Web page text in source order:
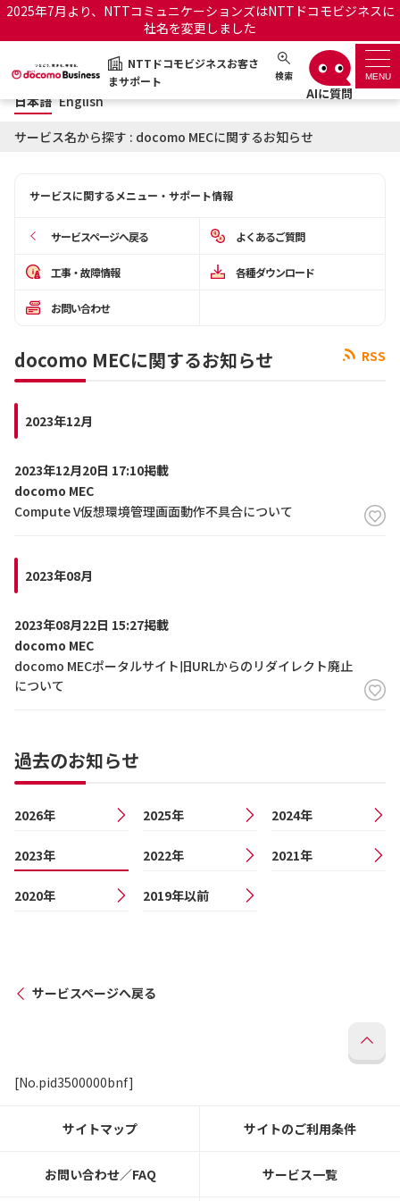
2025年7月より、NTTコミュニケーションズはNTTドコモビジネスに
社名を変更しました
NTTドコモビジネスお客さ
まサポート
検索 MENU
NTTドコモビジネスお客さまサポート 日本語 English
サポートトップ
お知らせ サポートサイトの使い方
OCNのお客さまはこちら
オフィシャルサイト
日本語 English
サービス名から探す : docomo MECに関するお知らせ
サービスに関するメニュー・サポート情報
サービスページへ戻る よくあるご質問
工事・故障情報 各種ダウンロード
お問い合わせ
RSS
docomo MECに関するお知らせ
2023年12月
2023年12月20日 17:10掲載
docomo MEC
Compute V仮想環境管理画面動作不具合について
2023年08月
2023年08月22日 15:27掲載
docomo MEC
docomo MECポータルサイト旧URLからのリダイレクト廃止
について
過去のお知らせ
2026年 2025年 2024年
2023年 2022年 2021年
2020年 2019年以前
サービスページへ戻る
[No.pid3500000bnf]
サイトマップ サイトのご利用条件
お問い合わせ／FAQ サービス一覧